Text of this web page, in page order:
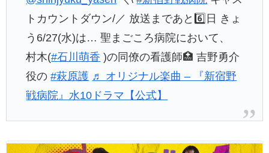
トカウントダウン/／ 放送まであと6️⃣日 きょ
う6/27(水)は… 聖まごころ病院において、
村木(#石川萌香 )の同僚の看護師🏥 吉野勇介
役の#萩原護 ♬ オリジナル楽曲 – 『新宿野
戦病院』水10ドラマ【公式】